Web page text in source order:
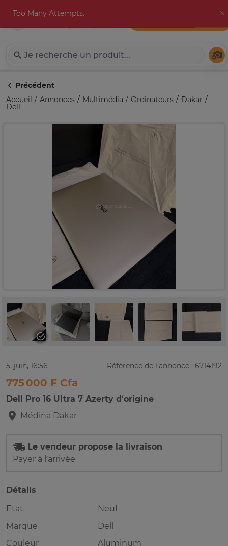
Expat-Dakar
Précédent
Accueil
Annonces Multimédia Ordinateurs Dakar
Dell
5. juin, 16:56 Référence de l'annonce : 6714192
775 000 F Cfa
Dell Pro 16 Ultra 7 Azerty d’origine
Médina Dakar
Le vendeur propose la livraison
Payer à l’arrivée
Détails
Etat
Neuf
Marque
Dell
Couleur
Aluminum
Too Many Attempts.